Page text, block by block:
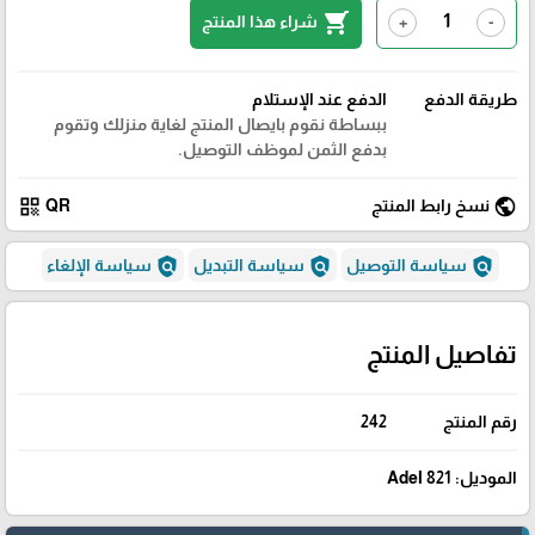
-
+
shopping_cart شراء هذا المنتج
طريقة الدفع
الدفع عند الإستلام
ببساطة نقوم بايصال المنتج لغاية منزلك وتقوم
بدفع الثمن لموظف التوصيل.
public نسخ رابط المنتج QR
qr_code
policy سياسة التوصيل policy سياسة التبديل policy سياسة الإلغاء
تفاصيل المنتج
رقم المنتج 242
الموديل: 821 Adel